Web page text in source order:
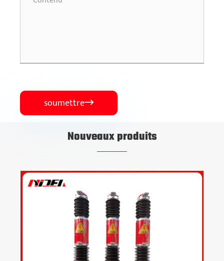
soumettre
Nouveaux produits